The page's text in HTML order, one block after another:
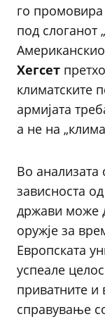
го промовира
под слоганот
Хегсет
климатските
армијата
а не на
Во анализата
зависноста
држави може
оружје за
Европската
успеале
приватните и
справување